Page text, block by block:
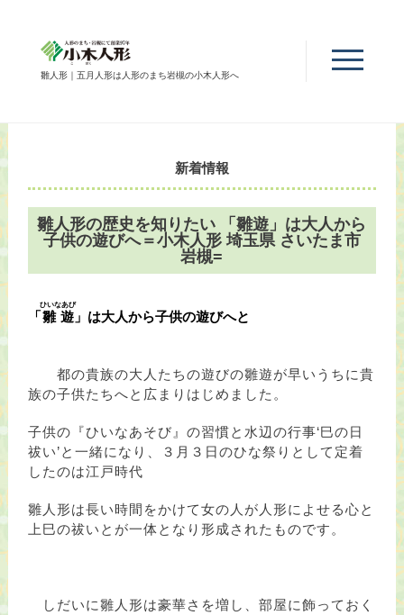
雛人形｜五月人形は人形のまち岩槻の小木人形へ
新着情報
雛人形の歴史を知りたい 「雛遊」は大人から
子供の遊びへ＝小木人形 埼玉県 さいたま市
岩槻=
「雛遊
ひいなあび
」は大人から子供の遊びへと
都の貴族の大人たちの遊びの雛遊が早いうちに貴
族の子供たちへと広まりはじめました。
子供の『ひいなあそび』の習慣と水辺の行事‘巳の日
祓い’と一緒になり、３月３日のひな祭りとして定着
したのは江戸時代
雛人形は長い時間をかけて女の人が人形によせる心と
上巳の祓いとが一体となり形成されたものです。
しだいに雛人形は豪華さを増し、部屋に飾っておく